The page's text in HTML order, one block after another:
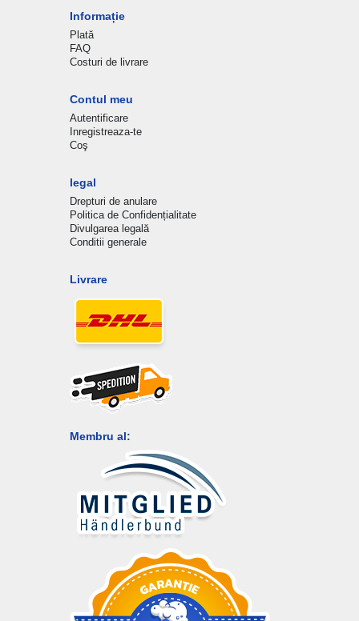
Informație
Plată
FAQ
Costuri de livrare
Contul meu
Autentificare
Inregistreaza-te
Coş
legal
Drepturi de anulare
Politica de Confidențialitate
Divulgarea legală
Conditii generale
Livrare
Membru al: